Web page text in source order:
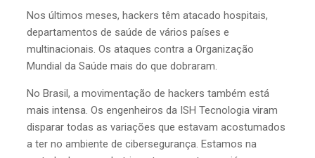
Nos últimos meses, hackers têm atacado hospitais,
departamentos de saúde de vários países e
multinacionais. Os ataques contra a Organização
Mundial da Saúde mais do que dobraram.
No Brasil, a movimentação de hackers também está
mais intensa. Os engenheiros da ISH Tecnologia viram
disparar todas as variações que estavam acostumados
a ter no ambiente de cibersegurança. Estamos na